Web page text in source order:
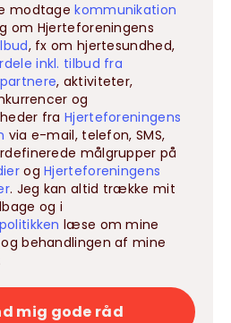
modtagekommunikation
om Hjerteforeningens
, fx om hjertesundhed,
inkl. tilbud fra
, aktiviteter,
og
fraHjerteforeningens
via e-mail, telefon, SMS,
målgrupper på
ogHjerteforeningens
. Jeg kan altid trække mit
og i
læse om mine
behandlingen af mine
mig gode råd